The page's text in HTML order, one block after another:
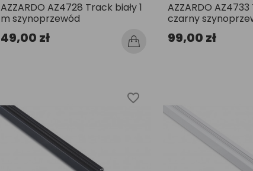
AZZARDO AZ4728 Track biały 1
m szynoprzewód
49,00 zł
AZZARDO
czarny
99,00 zł
favorite_border